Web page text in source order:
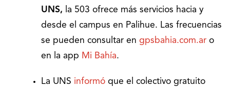
UNS, la 503 ofrece más servicios hacia y
desde el campus en Palihue. Las frecuencias
se pueden consultar en gpsbahia.com.ar o
en la app Mi Bahía.
La UNS informó que el colectivo gratuito